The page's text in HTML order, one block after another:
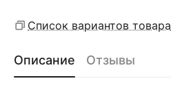
Список вариантов товара
Описание Отзывы